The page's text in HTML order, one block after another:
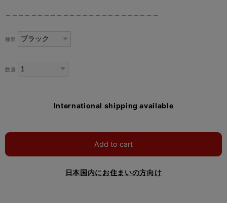
種類
数量
International shipping available
Add to cart
日本国内にお住まいの方向け